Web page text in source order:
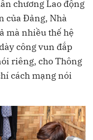
chương Lao động
của Đảng, Nhà
mà nhiều thế hệ
công vun đắp
riêng, cho Thông
cách mạng nói